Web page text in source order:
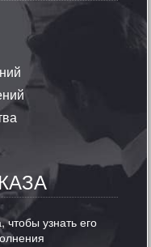
чтобы узнать его